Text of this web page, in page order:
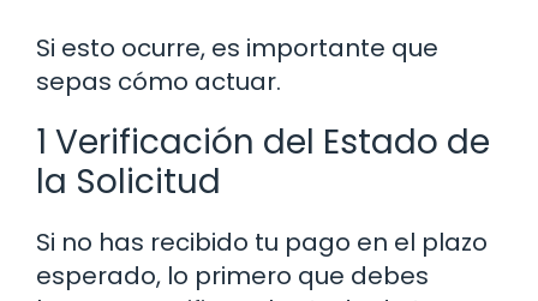
Si esto ocurre, es importante que
sepas cómo actuar.
1 Verificación del Estado de
la Solicitud
Si no has recibido tu pago en el plazo
esperado, lo primero que debes